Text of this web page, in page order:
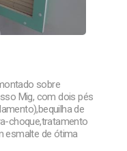
sobre
Mig, com dois pés
de
choque,tratamento
esmalte de ótima